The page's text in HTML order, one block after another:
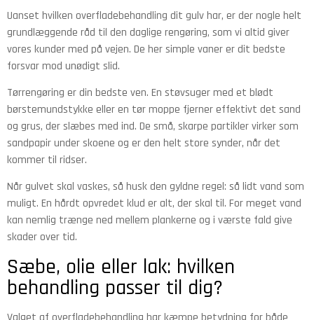
Uanset hvilken overfladebehandling dit gulv har, er der nogle helt
grundlæggende råd til den daglige rengøring, som vi altid giver
vores kunder med på vejen. De her simple vaner er dit bedste
forsvar mod unødigt slid.
Tørrengøring er din bedste ven. En støvsuger med et blødt
børstemundstykke eller en tør moppe fjerner effektivt det sand
og grus, der slæbes med ind. De små, skarpe partikler virker som
sandpapir under skoene og er den helt store synder, når det
kommer til ridser.
Når gulvet skal vaskes, så husk den gyldne regel: så lidt vand som
muligt. En hårdt opvredet klud er alt, der skal til. For meget vand
kan nemlig trænge ned mellem plankerne og i værste fald give
skader over tid.
Sæbe, olie eller lak: hvilken
behandling passer til dig?